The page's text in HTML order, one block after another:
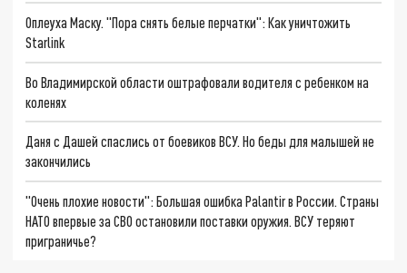
Оплеуха Маску. "Пора снять белые перчатки": Как уничтожить
Starlink
Во Владимирской области оштрафовали водителя с ребенком на
коленях
Даня с Дашей спаслись от боевиков ВСУ. Но беды для малышей не
закончились
"Очень плохие новости": Большая ошибка Palantir в России. Страны
НАТО впервые за СВО остановили поставки оружия. ВСУ теряют
приграничье?